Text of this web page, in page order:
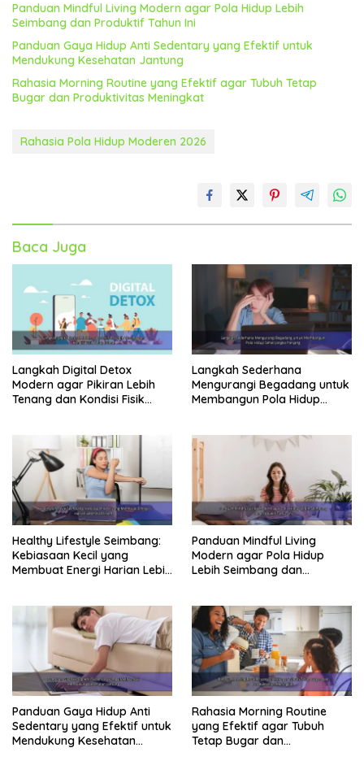
Panduan Mindful Living Modern agar Pola Hidup Lebih
Seimbang dan Produktif Tahun Ini
Panduan Gaya Hidup Anti Sedentary yang Efektif untuk
Mendukung Kesehatan Jantung
Rahasia Morning Routine yang Efektif agar Tubuh Tetap
Bugar dan Produktivitas Meningkat
Rahasia Pola Hidup Moderen 2026
Baca Juga
Langkah Digital Detox
Modern agar Pikiran Lebih
Tenang dan Kondisi Fisik
Langkah Sederhana
Mengurangi Begadang untuk
Membangun Pola Hidup
Healthy Lifestyle Seimbang:
Kebiasaan Kecil yang
Membuat Energi Harian Lebih
Panduan Mindful Living
Modern agar Pola Hidup
Lebih Seimbang dan
Panduan Gaya Hidup Anti
Sedentary yang Efektif untuk
Mendukung Kesehatan
Rahasia Morning Routine
yang Efektif agar Tubuh
Tetap Bugar dan